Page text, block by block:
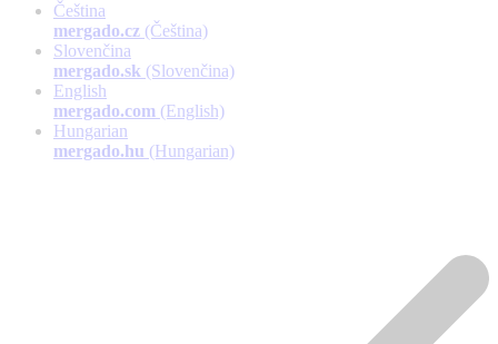
Čeština
mergado.cz (Čeština)
Slovenčina
mergado.sk (Slovenčina)
English
mergado.com (English)
Hungarian
mergado.hu (Hungarian)